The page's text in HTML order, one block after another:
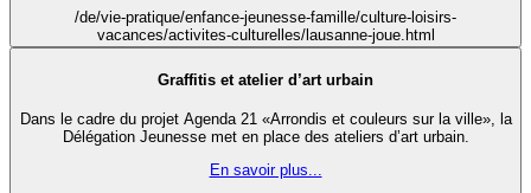
/de/vie-pratique/enfance-jeunesse-famille/culture-loisirs-
vacances/activites-culturelles/lausanne-joue.html
Graffitis et atelier d’art urbain
Dans le cadre du projet Agenda 21 «Arrondis et couleurs sur la ville», la
Délégation Jeunesse met en place des ateliers d’art urbain.
En savoir plus...